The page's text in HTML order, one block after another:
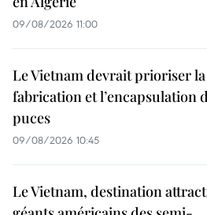
09/08/2026 11:00
Le Vietnam devrait prioriser la
fabrication et l’encapsulation
puces
09/08/2026 10:45
Le Vietnam, destination